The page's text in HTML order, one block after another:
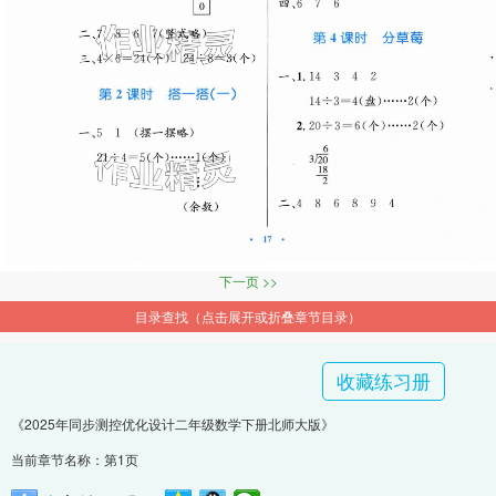
下一页 >>
目录查找（点击展开或折叠章节目录）
收藏练习册
《2025年同步测控优化设计二年级数学下册北师大版》
当前章节名称：第1页